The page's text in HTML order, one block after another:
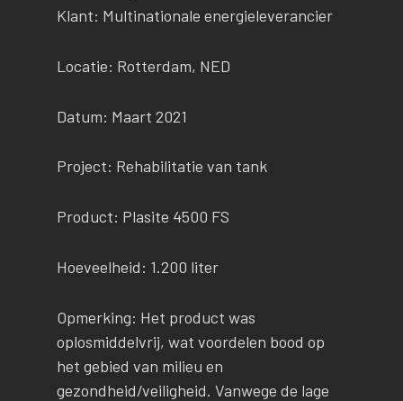
Klant: Multinationale energieleverancier
Locatie: Rotterdam, NED
Datum: Maart 2021
Project: Rehabilitatie van tank
Product: Plasite 4500 FS
Hoeveelheid: 1.200 liter
Opmerking: Het product was
oplosmiddelvrij, wat voordelen bood op
het gebied van milieu en
gezondheid/veiligheid. Vanwege de lage